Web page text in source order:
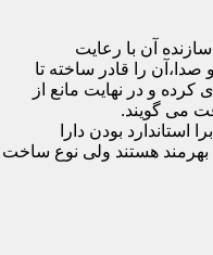
آن با رعایت
را قادر ساخته تا
کرده و در نهایت مانع از
می گویند.
بودن دارا
هستند ولی نوع ساخت